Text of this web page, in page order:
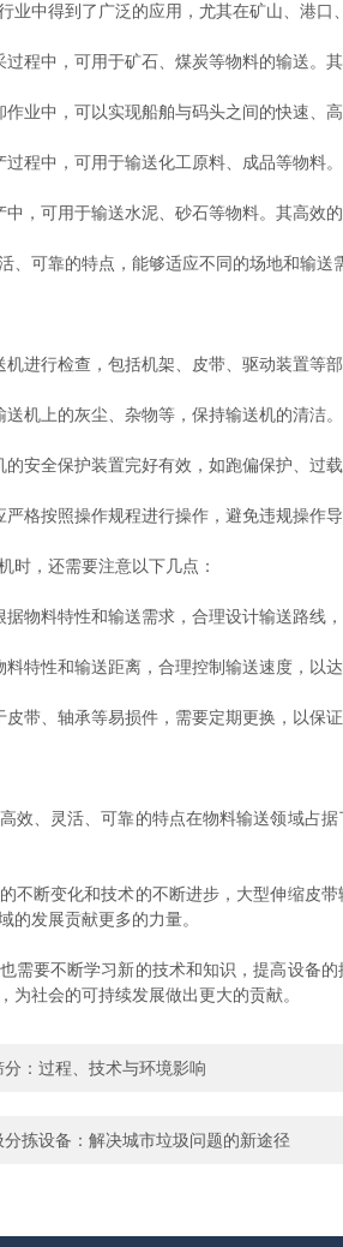
中得到了广泛的应用，尤其在矿山、港口
中，可用于矿石、煤炭等物料的输送。其
中，可以实现船舶与码头之间的快速、高
中，可用于输送化工原料、成品等物料。
可用于输送水泥、砂石等物料。其高效的
可靠的特点，能够适应不同的场地和输送
行检查，包括机架、皮带、驱动装置等部
上的灰尘、杂物等，保持输送机的清洁。
全保护装置完好有效，如跑偏保护、过载
按照操作规程进行操作，避免违规操作导
，还需要注意以下几点：
料特性和输送需求，合理设计输送路线，
性和输送距离，合理控制输送速度，以达
、轴承等易损件，需要定期更换，以保证
、灵活、可靠的特点在物料输送领域占据
断变化和技术的不断进步，大型伸缩皮带
的发展贡献更多的力量。
要不断学习新的技术和知识，提高设备的
为社会的可持续发展做出更大的贡献。
：过程、技术与环境影响
拣设备：解决城市垃圾问题的新途径